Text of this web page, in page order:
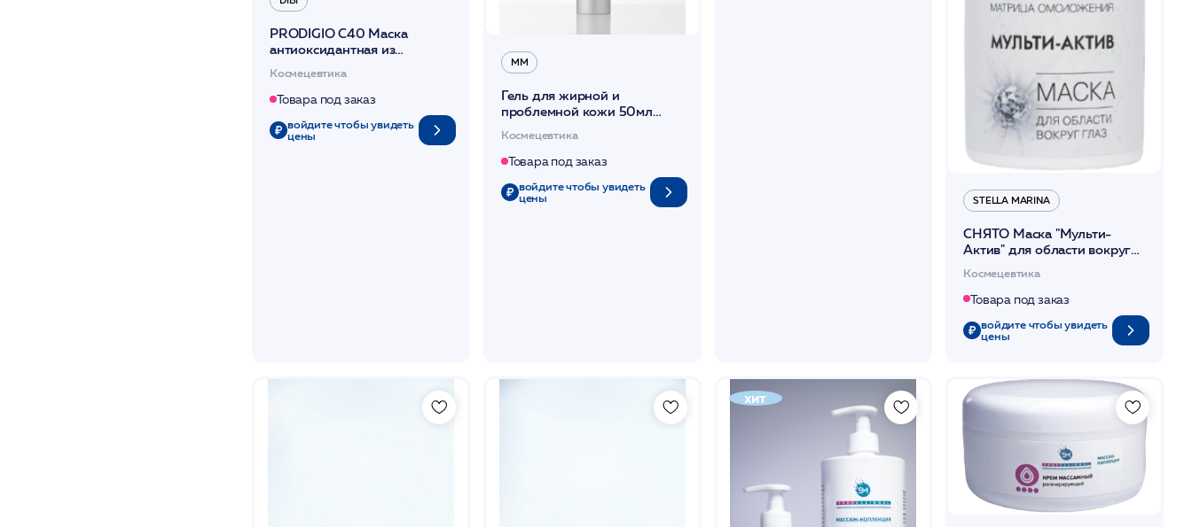
PRODIGIO C40 Маска
антиоксидантная из
целлюлозы (5 шт в наборе)
"MAGNIFIC MASK" /DIBI
Космецевтика
Товара под заказ
войдите чтобы увидеть
цены
ММ
Гель для жирной и
проблемной кожи 50мл
/Acne & Oily Skin Gel /MM*
Космецевтика
Товара под заказ
войдите чтобы увидеть
цены
STELLA MARINA
СНЯТО Маска "Мульти-
Актив" для области вокруг
Космецевтика
Товара под заказ
войдите чтобы увидеть
цены
хит